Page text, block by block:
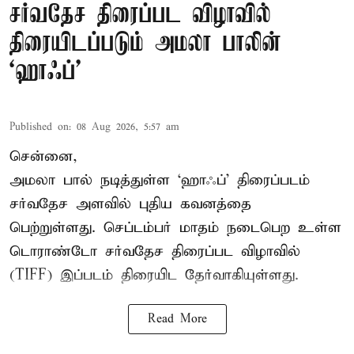
சர்வதேச திரைப்பட விழாவில்
திரையிடப்படும் அமலா பாலின்
‘ஹாஃப்’
Published on: 08 Aug 2026, 5:57 am
சென்னை,
அமலா பால் நடித்துள்ள ‘ஹாஃப்’ திரைப்படம்
சர்வதேச அளவில் புதிய கவனத்தை
பெற்றுள்ளது. செப்டம்பர் மாதம் நடைபெற உள்ள
டொராண்டோ சர்வதேச திரைப்பட விழாவில்
(TIFF) இப்படம் திரையிட தேர்வாகியுள்ளது.
Read More